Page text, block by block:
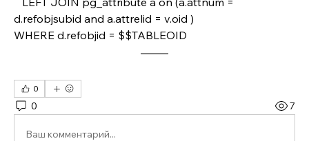
d.refobjsubid and a.attrelid = v.oid )
WHERE d.refobjid = $$TABLEOID
0
0 7
Ваш комментарий...